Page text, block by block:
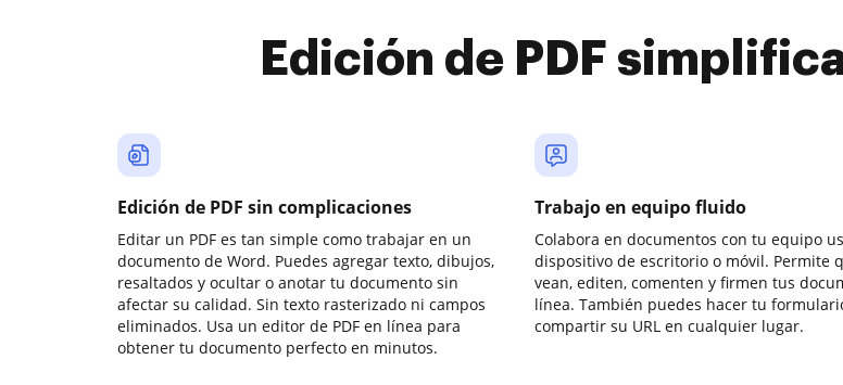
Edición de PDF
Edición de PDF sin complicaciones
Editar un PDF es tan simple como trabajar en un
documento de Word. Puedes agregar texto, dibujos,
resaltados y ocultar o anotar tu documento sin
afectar su calidad. Sin texto rasterizado ni campos
eliminados. Usa un editor de PDF en línea para
obtener tu documento perfecto en minutos.
Trabajo en equipo fluido
Colabora en documentos con tu equipo
dispositivo de escritorio o móvil. Permite
vean, editen, comenten y firmen tus
línea. También puedes hacer tu
compartir su URL en cualquier lugar.